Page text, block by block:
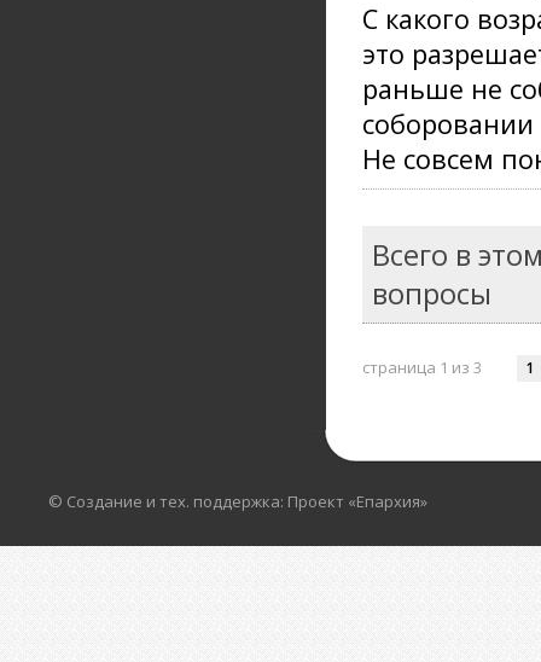
С какого
это
раньше не
соборовании
Не совсем
Всего в
вопросы
страница 1 из 3 1
© Создание и тех. поддержка: Проект «Епархия»